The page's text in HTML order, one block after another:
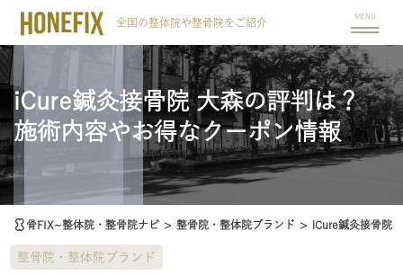
MENU
全国の整体院や整骨院をご紹介
iCure鍼灸接骨院 大森の評判は？
施術内容やお得なクーポン情報
骨FIX~整体院・整骨院ナビ > 整骨院・整体院ブランド > iCure鍼灸接骨院
整骨院・整体院ブランド